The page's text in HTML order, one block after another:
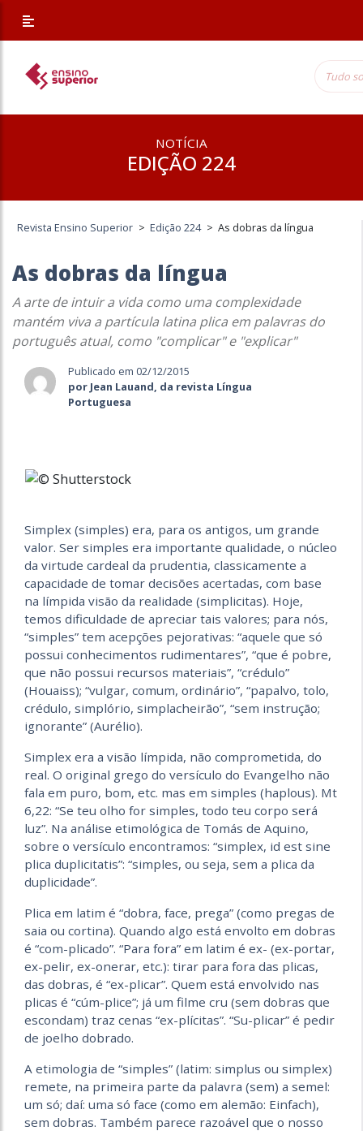
NOTÍCIA
EDIÇÃO 224
Revista Ensino Superior > Edição 224 > As dobras da língua
As dobras da língua
A arte de intuir a vida como uma complexidade
mantém viva a partícula latina plica em palavras do
português atual, como "complicar" e "explicar"
Publicado em 02/12/2015
por Jean Lauand, da revista Língua
Portuguesa
Simplex (simples) era, para os antigos, um grande
valor. Ser simples era importante qualidade, o núcleo
da virtude cardeal da prudentia, classicamente a
capacidade de tomar decisões acertadas, com base
na límpida visão da realidade (simplicitas). Hoje,
temos dificuldade de apreciar tais valores; para nós,
“simples” tem acepções pejorativas: “aquele que só
possui conhecimentos rudimentares”, “que é pobre,
que não possui recursos materiais”, “crédulo”
(Houaiss); “vulgar, comum, ordinário”, “papalvo, tolo,
crédulo, simplório, simplacheirão”, “sem instrução;
ignorante” (Aurélio).
Simplex era a visão límpida, não comprometida, do
real. O original grego do versículo do Evangelho não
fala em puro, bom, etc. mas em simples (haplous). Mt
6,22: “Se teu olho for simples, todo teu corpo será
luz”. Na análise etimológica de Tomás de Aquino,
sobre o versículo encontramos: “simplex, id est sine
plica duplicitatis”: “simples, ou seja, sem a plica da
duplicidade”.
Plica em latim é “dobra, face, prega” (como pregas de
saia ou cortina). Quando algo está envolto em dobras
é “com-plicado”. “Para fora” em latim é ex- (ex-portar,
ex-pelir, ex-onerar, etc.): tirar para fora das plicas,
das dobras, é “ex-plicar”. Quem está envolvido nas
plicas é “cúm-plice”; já um filme cru (sem dobras que
escondam) traz cenas “ex-plícitas”. “Su-plicar” é pedir
de joelho dobrado.
A etimologia de “simples” (latim: simplus ou simplex)
remete, na primeira parte da palavra (sem) a semel:
um só; daí: uma só face (como em alemão: Einfach),
sem dobras. Também parece razoável que o nosso